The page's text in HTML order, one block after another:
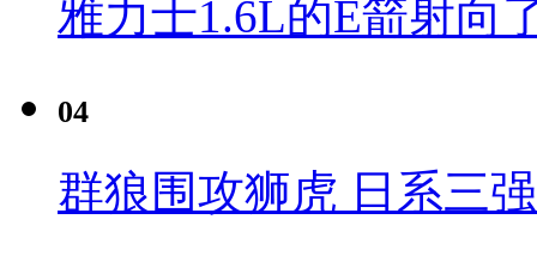
雅力士1.6L的E箭射向
04
群狼围攻狮虎 日系三